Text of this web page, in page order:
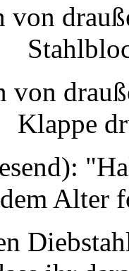
von
von
Klappe
Alter